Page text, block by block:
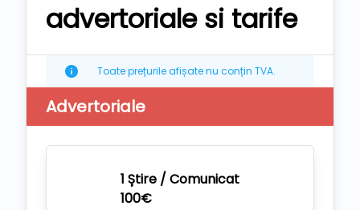
advertoriale si tarife
Toate prețurile afișate nu conțin TVA.
Advertoriale
1 Știre / Comunicat
100€